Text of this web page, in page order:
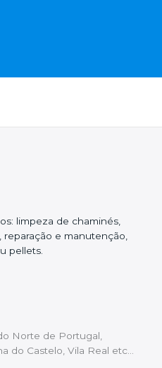
limpeza de chaminés,
reparação e manutenção,
pellets.
Norte de Portugal,
do Castelo, Vila Real etc…